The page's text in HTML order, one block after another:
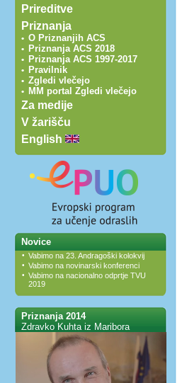
Prireditve
Priznanja
• O Priznanjih ACS
• Priznanja ACS 2018
• Priznanja ACS 1997-2017
• Pravilnik
• Zgledi vlečejo
• MM portal Zgledi vlečejo
Za medije
V žarišču
English
Novice
• Vabimo na 23. Andragoški kolokvij
• Vabimo na novinarski konferenci
• Vabimo na nacionalno odprtje TVU
2019
Priznanja 2014
Zdravko Kuhta iz Maribora